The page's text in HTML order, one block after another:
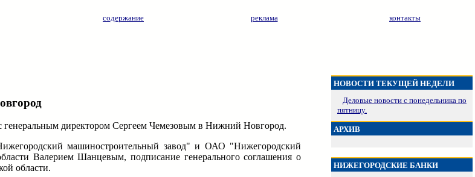
содержание реклама контакты
генеральным директором Сергеем Чемезовым в Нижний Новгород.
машиностроительный завод" и ОАО "Нижегородский
Валерием Шанцевым, подписание генерального соглашения о
области.
НОВОСТИ ТЕКУЩЕЙ НЕДЕЛИ
Деловые новости с понедельника по
пятницу.
АРХИВ
НИЖЕГОРОДСКИЕ БАНКИ